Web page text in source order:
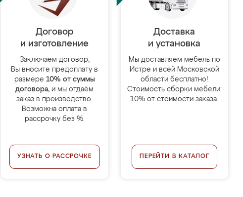
Договор
и изготовление
Заключаем договор,
Вы вносите предоплату в
размере 10% от суммы
договора, и мы отдаём
заказ в производство.
Возможна оплата в
рассрочку без %.
УЗНАТЬ О РАССРОЧКЕ
Доставка
и установка
Мы доставляем мебель по
Истре и всей Московской
области бесплатно!
Стоимость сборки мебели:
10% от стоимости заказа.
ПЕРЕЙТИ В КАТАЛОГ